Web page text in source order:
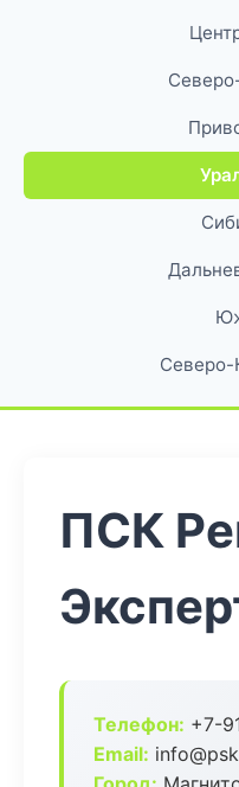
Северо-
ПСК
Телефон: +7-
Email: